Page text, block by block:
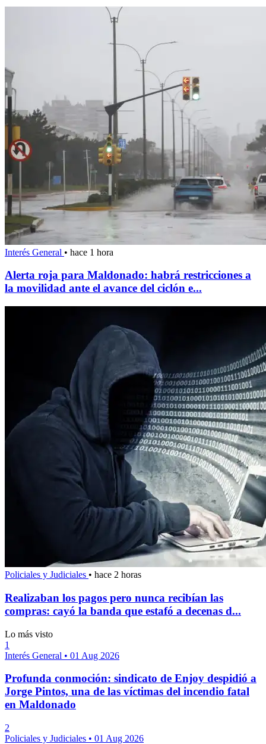
Interés General • hace 1 hora
Alerta roja para Maldonado: habrá restricciones a
la movilidad ante el avance del ciclón e...
Policiales y Judiciales • hace 2 horas
Realizaban los pagos pero nunca recibían las
compras: cayó la banda que estafó a decenas d...
Lo más visto
1
Interés General • 01 Aug 2026
Profunda conmoción: sindicato de Enjoy despidió a
Jorge Pintos, una de las víctimas del incendio fatal
en Maldonado
2
Policiales y Judiciales • 01 Aug 2026